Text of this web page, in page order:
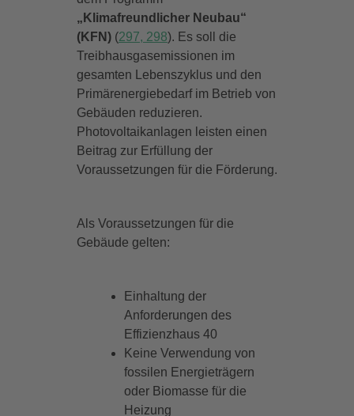
„Klimafreundlicher Neubau“
(KFN) (297, 298). Es soll die
Treibhausgasemissionen im
gesamten Lebenszyklus und den
Primärenergiebedarf im Betrieb von
Gebäuden reduzieren.
Photovoltaikanlagen leisten einen
Beitrag zur Erfüllung der
Voraussetzungen für die Förderung.
Als Voraussetzungen für die
Gebäude gelten:
Einhaltung der
Anforderungen des
Effizienzhaus 40
Keine Verwendung von
fossilen Energieträgern
oder Biomasse für die
Heizung